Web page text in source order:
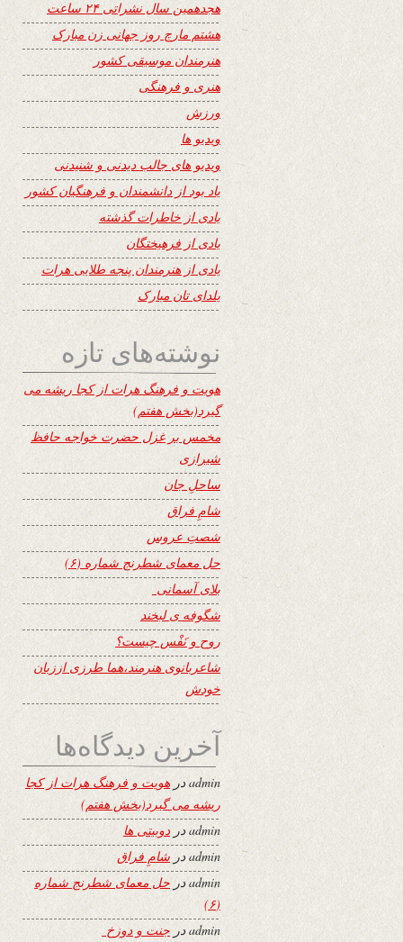
هجدهمین سال نشراتی ۲۴ ساعت
هشتم مارچ روز جهانی زن مبارک
هنرمندان موسیقی کشور
هنری و فرهنگی
ورزش
ویدیو ها
ویدیو های جالب دیدنی و شنیدنی
یاد بود از دانشمندان و فرهنگیان کشور
یادی از خاطرات گذشته
یادی از فرهیختگان
یادی از هنرمندان پنجه طلایی هرات
یلدای تان مبارک
نوشته‌های تازه
هویت و فرهنگ هرات از کجا ریشه می
گیرد(بخش هفتم)
مخمس بر غزل حضرت خواجه حافظ
شیرازی
ساحلِ جان
شامِ فراق
شصتِ عروس
حل معمای شطرنج شماره (۶)
بلای آسمانی
شگوفه ى لبخند
روح و نَفْس چیست؟
شاعربانوی هنرمند،هما طرزی اززبان
خودش
آخرین دیدگاه‌ها
adminدر هویت و فرهنگ هرات از کجا
ریشه می گیرد(بخش هفتم)
admin دردوبیتی ها
adminدر شامِ فراق
adminدر حل معمای شطرنج شماره
(۶)
adminدر جنت و دوزخ